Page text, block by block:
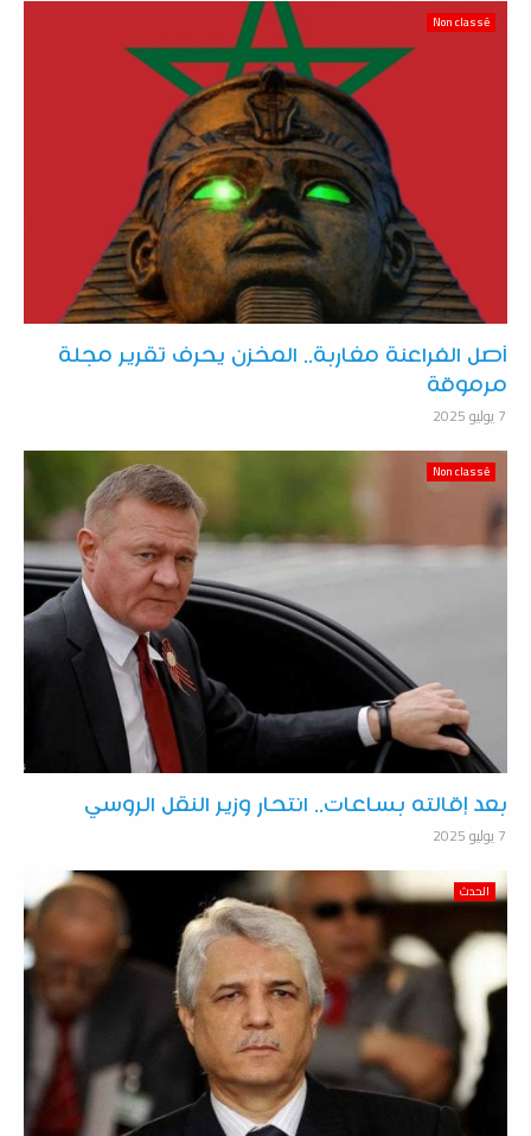
Non classé
أصل الفراعنة مغاربة.. المخزن يحرف تقرير مجلة
مرموقة
7 يوليو 2025
Non classé
بعد إقالته بساعات.. انتحار وزير النقل الروسي
7 يوليو 2025
الحدث